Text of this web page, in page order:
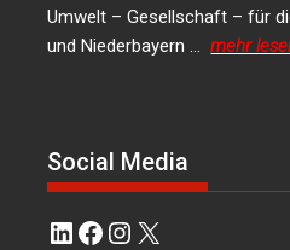
Umwelt – Gesellschaft – für
und Niederbayern …mehr
Social Media
LinkedIn
Facebook
Instagram
X